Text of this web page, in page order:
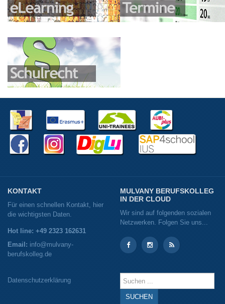
KONTAKT
Für einen schnellen Kontakt, hier
die wichtigsten Daten.
Hot line: +49 2323 162631
Email: info@mulvany-
berufskolleg.de
Datenschutzerklärung
MULVANY BERUFSKOLLEG
IN DER CLOUD
Wir sind auf folgenden sozialen
Netzwerken. Folgen Sie uns...
Suchen
...
SUCHEN